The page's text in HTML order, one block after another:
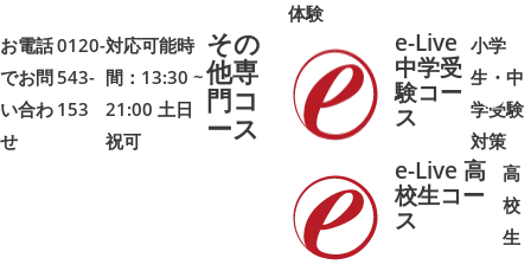
体験
お電話
でお問
い合わ
せ
0120-
543-
153
対応可能時
間：13:30 ~
21:00 土日
祝可
その
他専
門コ
ース
e-Live
中学受
験コー
ス
小学
生・中
学受験
対策
➜➜
e-Live 高
校生コー
ス
高
校
生
➜➜